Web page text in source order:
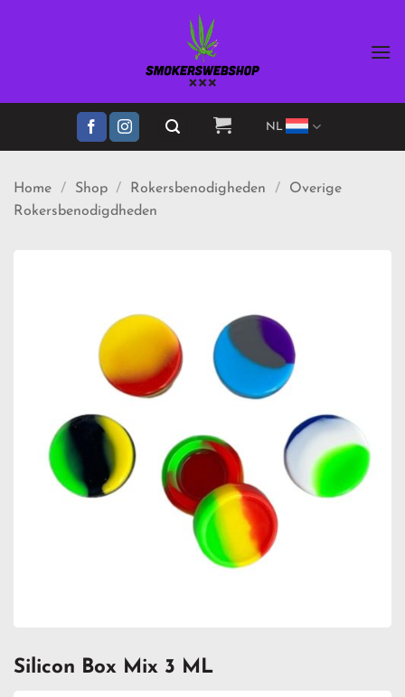
NL
Home / Shop / Rokersbenodigheden /
Overige
Rokersbenodigdheden
Silicon Box Mix 3 ML